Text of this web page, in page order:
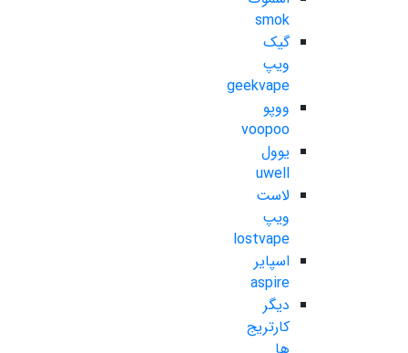
smok
گیک
ویپ
geekvape
ووپو
voopoo
یوول
uwell
لاست
ویپ
lostvape
اسپایر
aspire
دیگر
کارتریج